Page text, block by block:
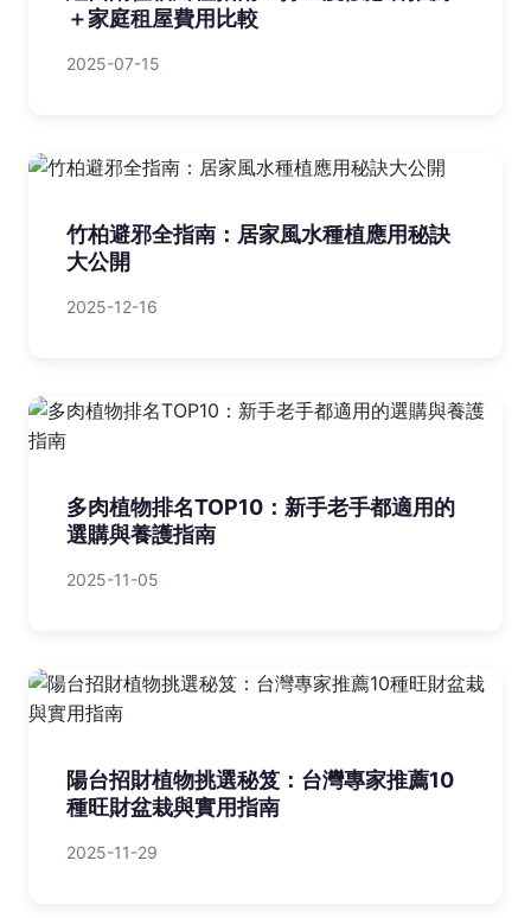
＋家庭租屋費用比較
2025-07-15
竹柏避邪全指南：居家風水種植應用秘訣
大公開
2025-12-16
多肉植物排名TOP10：新手老手都適用的
選購與養護指南
2025-11-05
陽台招財植物挑選秘笈：台灣專家推薦10
種旺財盆栽與實用指南
2025-11-29